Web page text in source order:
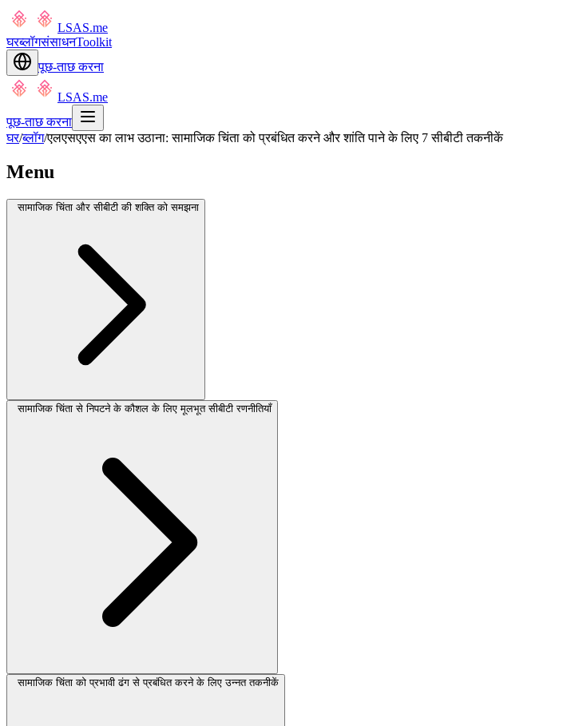
LSAS.me
घरब्लॉगसंसाधनToolkit
पूछ-ताछ करना
LSAS.me
पूछ-ताछ करना
घर/ब्लॉग/एलएसएएस का लाभ उठाना: सामाजिक चिंता को प्रबंधित करने और शांति पाने के लिए 7 सीबीटी तकनीकें
Menu
सामाजिक चिंता और सीबीटी की शक्ति को समझना
सामाजिक चिंता से निपटने के कौशल के लिए मूलभूत सीबीटी रणनीतियाँ
सामाजिक चिंता को प्रभावी ढंग से प्रबंधित करने के लिए उन्नत तकनीकें